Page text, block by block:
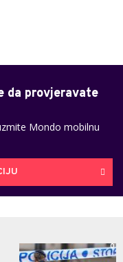
da provjeravate
Mondo mobilnu
0